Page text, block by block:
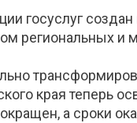
госуслуг
региональных и
края теперь
а сроки